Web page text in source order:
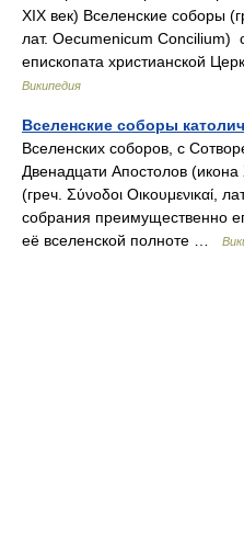
XIX век) Вселенские соборы
лат. Oecumenicum
епископата христианской
Википедия
Вселенские соборы
Вселенских соборов, с
Двенадцати Апостолов
(греч. Σύνοδοι Οικουμενικαί,
собрания преимущественно
её вселенской полноте …